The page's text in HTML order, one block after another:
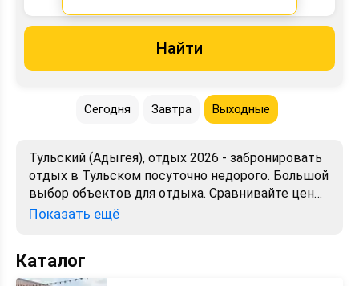
Найти
Сегодня Завтра Выходные
Тульский (Адыгея), отдых 2026 - забронировать
отдых в Тульском посуточно недорого. Большой
выбор объектов для отдыха. Сравнивайте цены,
читайте отзывы, смотрите фото, карту. Отдых
Показать ещё
Каталог